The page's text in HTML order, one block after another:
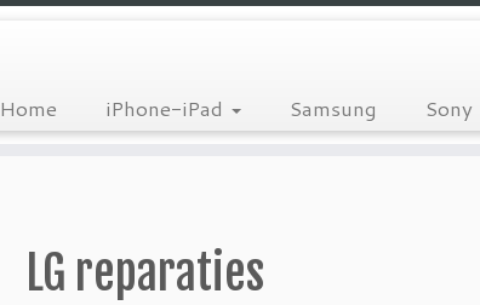
Home iPhone-iPad Samsung Sony
LG reparaties